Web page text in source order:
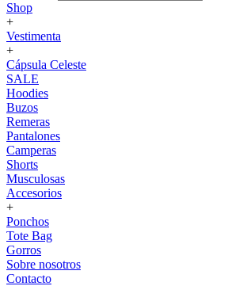
Shop
+
Vestimenta
+
Cápsula Celeste
SALE
Hoodies
Buzos
Remeras
Pantalones
Camperas
Shorts
Musculosas
Accesorios
+
Ponchos
Tote Bag
Gorros
Sobre nosotros
Contacto